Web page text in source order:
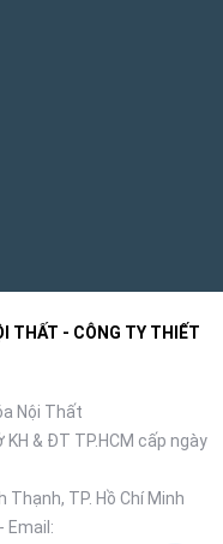
THẤT - CÔNG TY THIẾT
Nội Thất
& ĐT TP.HCM cấp ngày
Thạnh, TP. Hồ Chí Minh
- Email: